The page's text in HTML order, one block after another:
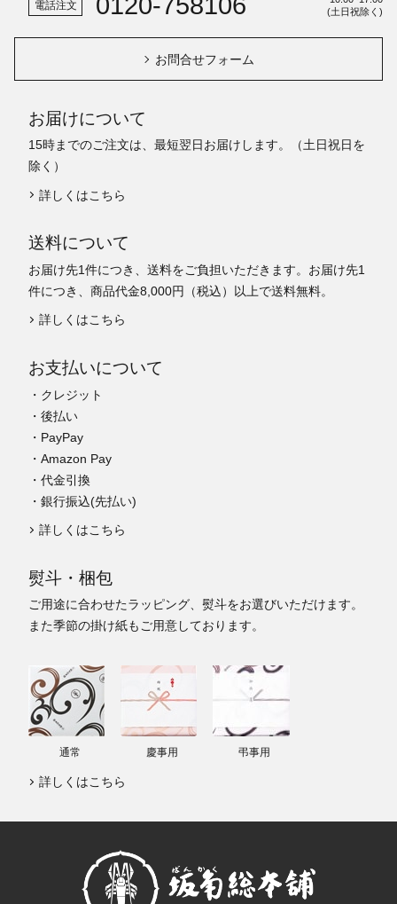
電話注文
(土日祝除く)
お問合せフォーム
お届けについて
15時までのご注文は、最短翌日お届けします。（土日祝日を
除く）
詳しくはこちら
送料について
お届け先1件につき、送料をご負担いただきます。お届け先1
件につき、商品代金8,000円（税込）以上で送料無料。
詳しくはこちら
お支払いについて
・クレジット
・後払い
・PayPay
・Amazon Pay
・代金引換
・銀行振込(先払い)
詳しくはこちら
熨斗・梱包
ご用途に合わせたラッピング、熨斗をお選びいただけます。
また季節の掛け紙もご用意しております。
通常 慶事用 弔事用
詳しくはこちら